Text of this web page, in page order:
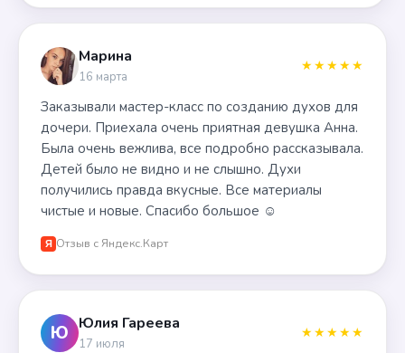
Марина
16 марта
★★★★★
Заказывали мастер-класс по созданию духов для
дочери. Приехала очень приятная девушка Анна.
Была очень вежлива, все подробно рассказывала.
Детей было не видно и не слышно. Духи
получились правда вкусные. Все материалы
чистые и новые. Спасибо большое ☺️
Я Отзыв с Яндекс.Карт
Ю Юлия Гареева
17 июля
★★★★★